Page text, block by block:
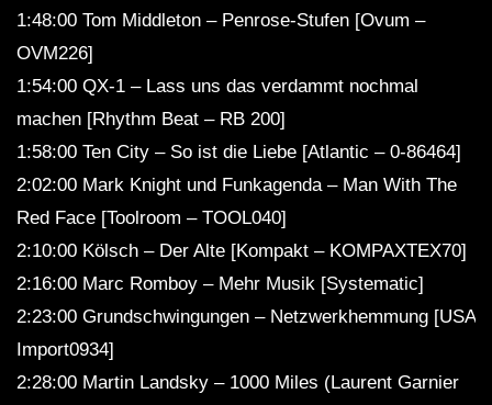
1:48:00 Tom Middleton – Penrose-Stufen [Ovum –
OVM226]
1:54:00 QX-1 – Lass uns das verdammt nochmal
machen [Rhythm Beat – RB 200]
1:58:00 Ten City – So ist die Liebe [Atlantic – 0-86464]
2:02:00 Mark Knight und Funkagenda – Man With The
Red Face [Toolroom – TOOL040]
2:10:00 Kölsch – Der Alte [Kompakt – KOMPAXTEX70]
2:16:00 Marc Romboy – Mehr Musik [Systematic]
2:23:00 Grundschwingungen – Netzwerkhemmung [USA
Import0934]
2:28:00 Martin Landsky – 1000 Miles (Laurent Garnier